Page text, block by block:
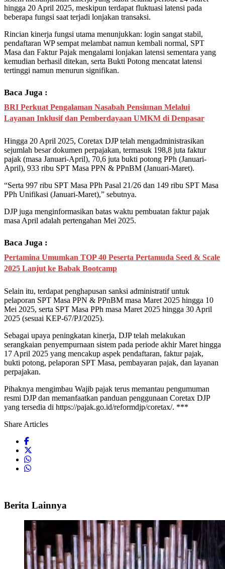
hingga 20 April 2025, meskipun terdapat fluktuasi latensi pada
beberapa fungsi saat terjadi lonjakan transaksi.
Rincian kinerja fungsi utama menunjukkan: login sangat stabil,
pendaftaran WP sempat melambat namun kembali normal, SPT
Masa dan Faktur Pajak mengalami lonjakan latensi sementara yang
kemudian berhasil ditekan, serta Bukti Potong mencatat latensi
tertinggi namun menurun signifikan.
Baca Juga :
BRI Perkuat Pengalaman Nasabah Pensiunan Melalui
Layanan Inklusif dan Pemberdayaan UMKM di Denpasar
Hingga 20 April 2025, Coretax DJP telah mengadministrasikan
sejumlah besar dokumen perpajakan, termasuk 198,8 juta faktur
pajak (masa Januari-April), 70,6 juta bukti potong PPh (Januari-
April), 933 ribu SPT Masa PPN & PPnBM (Januari-Maret).
“Serta 997 ribu SPT Masa PPh Pasal 21/26 dan 149 ribu SPT Masa
PPh Unifikasi (Januari-Maret),” sebutnya.
DJP juga menginformasikan batas waktu pembuatan faktur pajak
masa April adalah pertengahan Mei 2025.
Baca Juga :
Pertamina Umumkan TOP 40 Peserta Pertamuda Seed & Scale
2025 Lanjut ke Babak Bootcamp
Selain itu, terdapat penghapusan sanksi administratif untuk
pelaporan SPT Masa PPN & PPnBM masa Maret 2025 hingga 10
Mei 2025, serta SPT Masa PPh masa Maret 2025 hingga 30 April
2025 (sesuai KEP-67/PJ/2025).
Sebagai upaya peningkatan kinerja, DJP telah melakukan
serangkaian penyempurnaan sistem pada periode akhir Maret hingga
17 April 2025 yang mencakup aspek pendaftaran, faktur pajak,
bukti potong, pelaporan SPT Masa, pembayaran pajak, dan layanan
perpajakan.
Pihaknya mengimbau Wajib pajak terus memantau pengumuman
resmi DJP dan memanfaatkan panduan penggunaan Coretax DJP
yang tersedia di https://pajak.go.id/reformdjp/coretax/. ***
Share Articles
Berita Lainnya